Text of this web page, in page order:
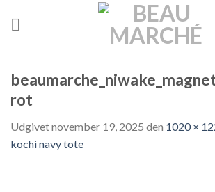
rot
Udgivetnovember 19, 2025 den 1020 ×
kochi navy tote